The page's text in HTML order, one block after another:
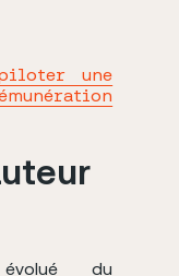
une
du